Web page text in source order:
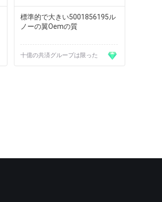
標準的で大きい5001856195ル
ノーの翼Oemの質
十億の共済グループは限った